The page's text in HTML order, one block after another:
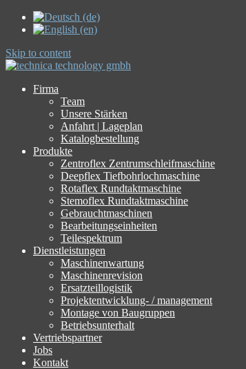
Skip to content
Firma
Team
Unsere Stärken
Anfahrt | Lageplan
Katalogbestellung
Produkte
Zentroflex Zentrumschleifmaschine
Deepflex Tiefbohrlochmaschine
Rotaflex Rundtaktmaschine
Stemoflex Rundtaktmaschine
Gebrauchtmaschinen
Bearbeitungseinheiten
Teilespektrum
Dienstleistungen
Maschinenwartung
Maschinenrevision
Ersatzteillogistik
Projektentwicklung- / management
Montage von Baugruppen
Betriebsunterhalt
Vertriebspartner
Jobs
Kontakt